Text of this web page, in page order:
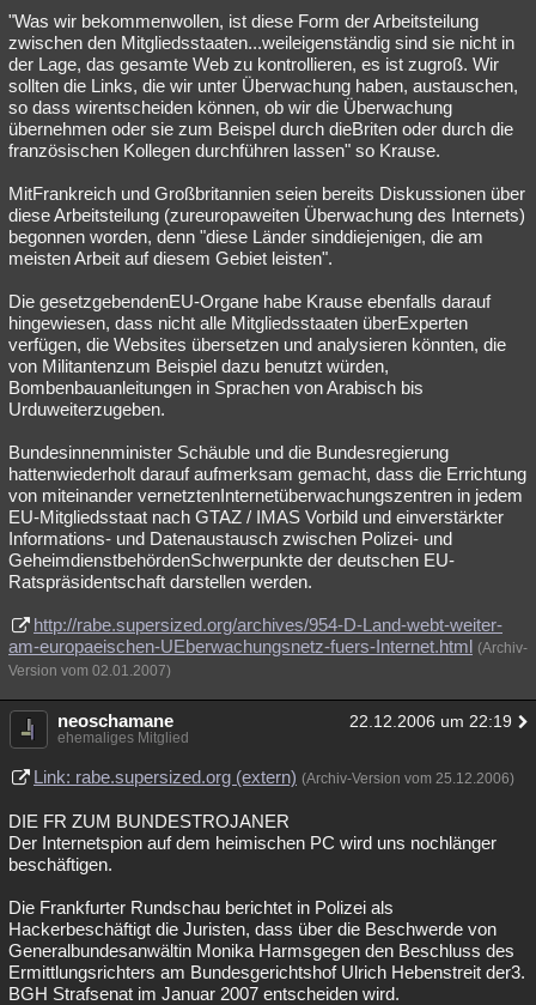
"Was wir bekommenwollen, ist diese Form der Arbeitsteilung
zwischen den Mitgliedsstaaten...weileigenständig sind sie nicht in
der Lage, das gesamte Web zu kontrollieren, es ist zugroß. Wir
sollten die Links, die wir unter Überwachung haben, austauschen,
so dass wirentscheiden können, ob wir die Überwachung
übernehmen oder sie zum Beispel durch dieBriten oder durch die
französischen Kollegen durchführen lassen" so Krause.
MitFrankreich und Großbritannien seien bereits Diskussionen über
diese Arbeitsteilung (zureuropaweiten Überwachung des Internets)
begonnen worden, denn "diese Länder sinddiejenigen, die am
meisten Arbeit auf diesem Gebiet leisten".
Die gesetzgebendenEU-Organe habe Krause ebenfalls darauf
hingewiesen, dass nicht alle Mitgliedsstaaten überExperten
verfügen, die Websites übersetzen und analysieren könnten, die
von Militantenzum Beispiel dazu benutzt würden,
Bombenbauanleitungen in Sprachen von Arabisch bis
Urduweiterzugeben.
Bundesinnenminister Schäuble und die Bundesregierung
hattenwiederholt darauf aufmerksam gemacht, dass die Errichtung
von miteinander vernetztenInternetüberwachungszentren in jedem
EU-Mitgliedsstaat nach GTAZ / IMAS Vorbild und einverstärkter
Informations- und Datenaustausch zwischen Polizei- und
GeheimdienstbehördenSchwerpunkte der deutschen EU-
Ratspräsidentschaft darstellen werden.
http://rabe.supersized.org/archives/954-D-Land-webt-weiter-
am-europaeischen-UEberwachungsnetz-fuers-Internet.html (Archiv-
Version vom 02.01.2007)
neoschamane 22.12.2006 um 22:19
ehemaliges Mitglied
Link: rabe.supersized.org (extern) (Archiv-Version vom 25.12.2006)
DIE FR ZUM BUNDESTROJANER
Der Internetspion auf dem heimischen PC wird uns nochlänger
beschäftigen.
Die Frankfurter Rundschau berichtet in Polizei als
Hackerbeschäftigt die Juristen, dass über die Beschwerde von
Generalbundesanwältin Monika Harmsgegen den Beschluss des
Ermittlungsrichters am Bundesgerichtshof Ulrich Hebenstreit der3.
BGH Strafsenat im Januar 2007 entscheiden wird.